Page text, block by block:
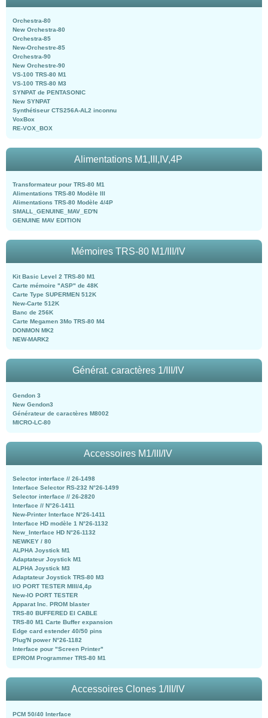
Orchestra-80
New Orchestra-80
Orchestra-85
New-Orchestre-85
Orchestra-90
New Orchestre-90
VS-100 TRS-80 M1
VS-100 TRS-80 M3
SYNPAT de PENTASONIC
New SYNPAT
Synthétiseur CTS256A-AL2 inconnu
VoxBox
RE-VOX_BOX
Alimentations M1,III,IV,4P
Transformateur pour TRS-80 M1
Alimentations TRS-80 Modèle III
Alimentations TRS-80 Modèle 4/4P
SMALL_GENUINE_MAV_ED'N
GENUINE MAV EDITION
Mémoires TRS-80 M1/III/IV
Kit Basic Level 2 TRS-80 M1
Carte mémoire "ASP" de 48K
Carte Type SUPERMEN 512K
New-Carte 512K
Banc de 256K
Carte Megamen 3Mo TRS-80 M4
DONMON MK2
NEW-MARK2
Générat. caractères 1/III/IV
Gendon 3
New Gendon3
Générateur de caractères M8002
MICRO-LC-80
Accessoires M1/III/IV
Selector interface // 26-1498
Interface Selector RS-232 N°26-1499
Selector interface // 26-2820
Interface // N°26-1411
New-Printer Interface N°26-1411
Interface HD modèle 1 N°26-1132
New_Interface HD N°26-1132
NEWKEY / 80
ALPHA Joystick M1
Adaptateur Joystick M1
ALPHA Joystick M3
Adaptateur Joystick TRS-80 M3
I/O PORT TESTER MIII/4,4p
New-IO PORT TESTER
Apparat Inc. PROM blaster
TRS-80 BUFFERED EI CABLE
TRS-80 M1 Carte Buffer expansion
Edge card estender 40/50 pins
Plug'N power N°26-1182
Interface pour "Screen Printer"
EPROM Programmer TRS-80 M1
Accessoires Clones 1/III/IV
PCM 50/40 Interface